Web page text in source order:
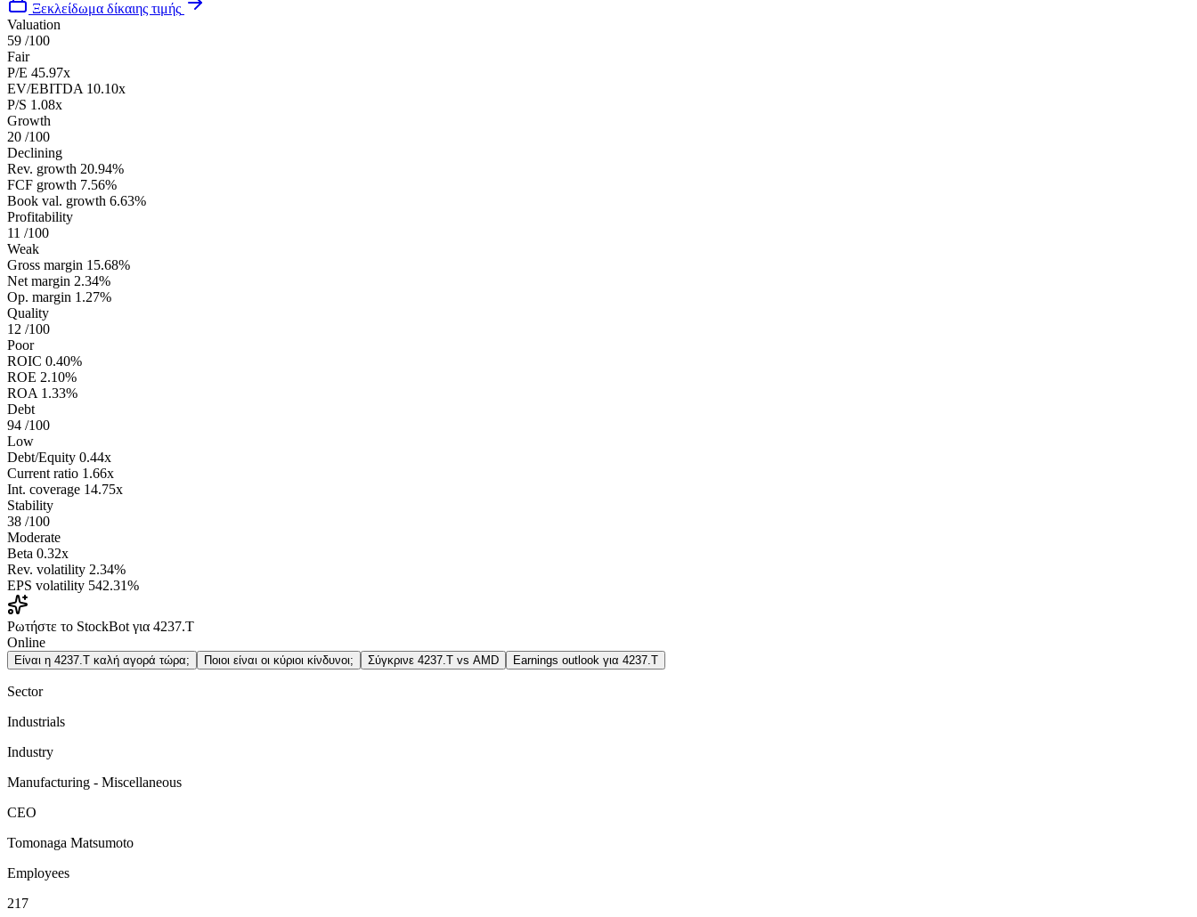
Ξεκλείδωμα δίκαιης τιμής
Valuation
59 /100
Fair
P/E 45.97x
EV/EBITDA 10.10x
P/S 1.08x
Growth
20 /100
Declining
Rev. growth 20.94%
FCF growth 7.56%
Book val. growth 6.63%
Profitability
11 /100
Weak
Gross margin 15.68%
Net margin 2.34%
Op. margin 1.27%
Quality
12 /100
Poor
ROIC 0.40%
ROE 2.10%
ROA 1.33%
Debt
94 /100
Low
Debt/Equity 0.44x
Current ratio 1.66x
Int. coverage 14.75x
Stability
38 /100
Moderate
Beta 0.32x
Rev. volatility 2.34%
EPS volatility 542.31%
Ρωτήστε το StockBot για 4237.T
Online
Είναι η 4237.T καλή αγορά τώρα; Ποιοι είναι οι κύριοι κίνδυνοι; Σύγκρινε 4237.T vs AMD Earnings outlook για 4237.T
Sector
Industrials
Industry
Manufacturing - Miscellaneous
CEO
Tomonaga Matsumoto
Employees
217